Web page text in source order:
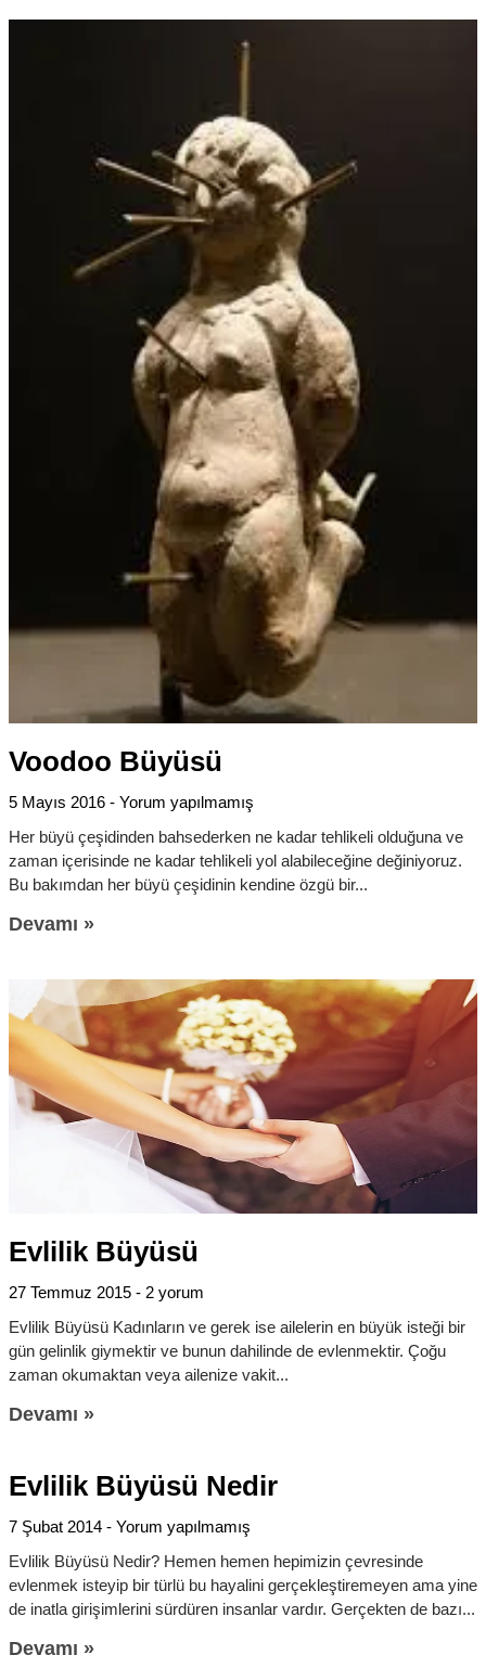
Voodoo Büyüsü
5 Mayıs 2016
Yorum yapılmamış
Her büyü çeşidinden bahsederken ne kadar tehlikeli olduğuna ve
zaman içerisinde ne kadar tehlikeli yol alabileceğine değiniyoruz.
Bu bakımdan her büyü çeşidinin kendine özgü bir
Devamı »
Evlilik Büyüsü
27 Temmuz 2015
2 yorum
Evlilik Büyüsü Kadınların ve gerek ise ailelerin en büyük isteği bir
gün gelinlik giymektir ve bunun dahilinde de evlenmektir. Çoğu
zaman okumaktan veya ailenize vakit
Devamı »
Evlilik Büyüsü Nedir
7 Şubat 2014
Yorum yapılmamış
Evlilik Büyüsü Nedir? Hemen hemen hepimizin çevresinde
evlenmek isteyip bir türlü bu hayalini gerçekleştiremeyen ama yine
de inatla girişimlerini sürdüren insanlar vardır. Gerçekten de bazı
Devamı »